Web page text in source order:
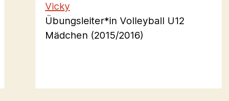
Vicky
Übungsleiter*in Volleyball U12
Mädchen (2015/2016)